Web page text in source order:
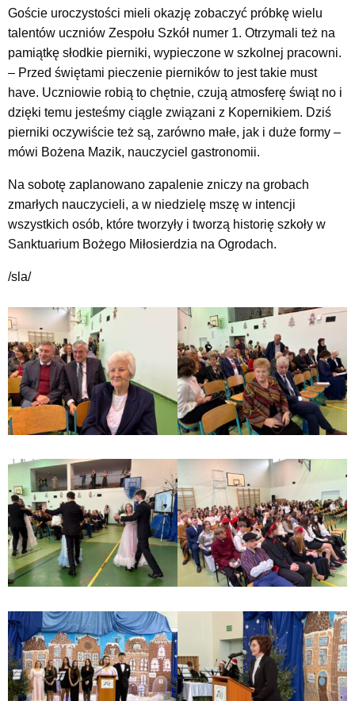
Goście uroczystości mieli okazję zobaczyć próbkę wielu
talentów uczniów Zespołu Szkół numer 1. Otrzymali też na
pamiątkę słodkie pierniki, wypieczone w szkolnej pracowni.
– Przed świętami pieczenie pierników to jest takie must
have. Uczniowie robią to chętnie, czują atmosferę świąt no i
dzięki temu jesteśmy ciągle związani z Kopernikiem. Dziś
pierniki oczywiście też są, zarówno małe, jak i duże formy –
mówi Bożena Mazik, nauczyciel gastronomii.
Na sobotę zaplanowano zapalenie zniczy na grobach
zmarłych nauczycieli, a w niedzielę mszę w intencji
wszystkich osób, które tworzyły i tworzą historię szkoły w
Sanktuarium Bożego Miłosierdzia na Ogrodach.
/sla/